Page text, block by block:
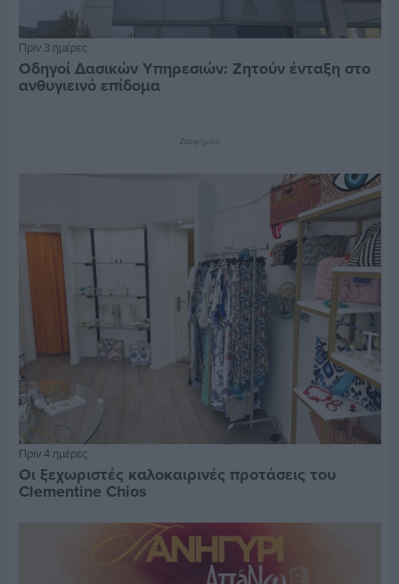
Πριν 3 ημέρες
Οδηγοί Δασικών Υπηρεσιών: Ζητούν ένταξη στο
ανθυγιεινό επίδομα
Διαφήμιση
Πριν 4 ημέρες
Οι ξεχωριστές καλοκαιρινές προτάσεις του
Clementine Chios